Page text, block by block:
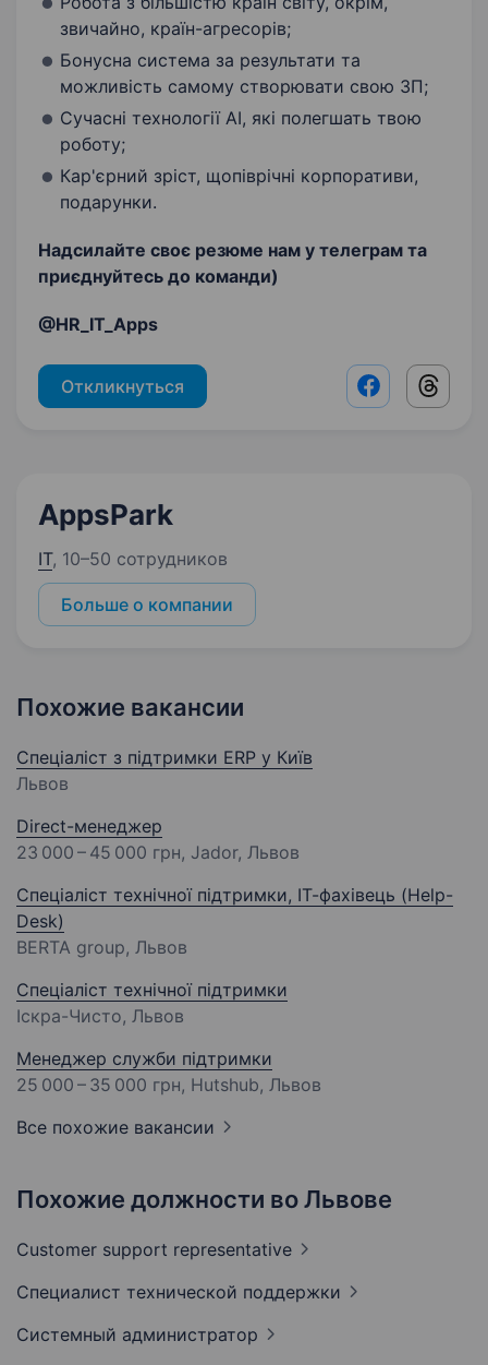
звичайно, країн-агресорів;
Бонусна система за результати та
можливість самому створювати свою ЗП;
Сучасні технології AI, які полегшать твою
роботу;
Кар'єрний зріст, щопіврічні корпоративи,
подарунки.
Надсилайте своє резюме нам у телеграм та
приєднуйтесь до команди)
@HR_IT_Apps
Откликнуться Facebook
AppsPark
IT, 10–50 сотрудников
Больше о компании
Похожие вакансии
Спеціаліст з підтримки ERP у Київ
Львов
Direct-менеджер
23 000 – 45 000 грн, Jador, Львов
Спеціаліст технічної підтримки, ІТ-фахівець (Help-
Desk)
BERTA group, Львов
Спеціаліст технічної підтримки
Іскра-Чисто, Львов
Менеджер служби підтримки
25 000 – 35 000 грн, Hutshub, Львов
Все похожие вакансии
Похожие должности во Львове
Customer support representative
Специалист технической поддержки
Системный администратор